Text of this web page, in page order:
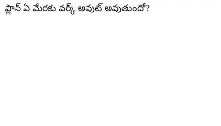
ప్లాన్ ఏ మేరకు వర్క్ అవుట్ అవుతుందో?